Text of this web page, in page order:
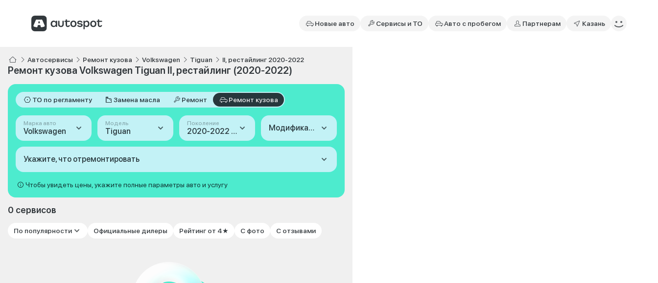
Новые авто Сервисы и ТО Авто с пробегом Партнерам Казань
Автосервисы Ремонт кузова Volkswagen Tiguan II, рестайлинг 2020-2022
Ремонт кузова Volkswagen Tiguan II, рестайлинг (2020-2022)
ТО по регламенту Замена масла Ремонт Ремонт кузова
Марка авто
Volkswagen
Модель
Tiguan
Поколение
2020-2022 (II, рестайлинг) Модификация
Укажите, что отремонтировать
Чтобы увидеть цены, укажите полные параметры авто и услугу
0 сервисов
По популярности Официальные дилеры Рейтинг от 4★ С фото С отзывами